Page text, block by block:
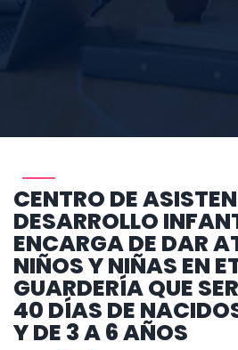
CENTRO DE
DESARROLLO
ENCARGA DE DAR
NIÑOS Y NIÑAS EN
GUARDERÍA QUE
40 DÍAS DE
Y DE 3 A 6 AÑOS